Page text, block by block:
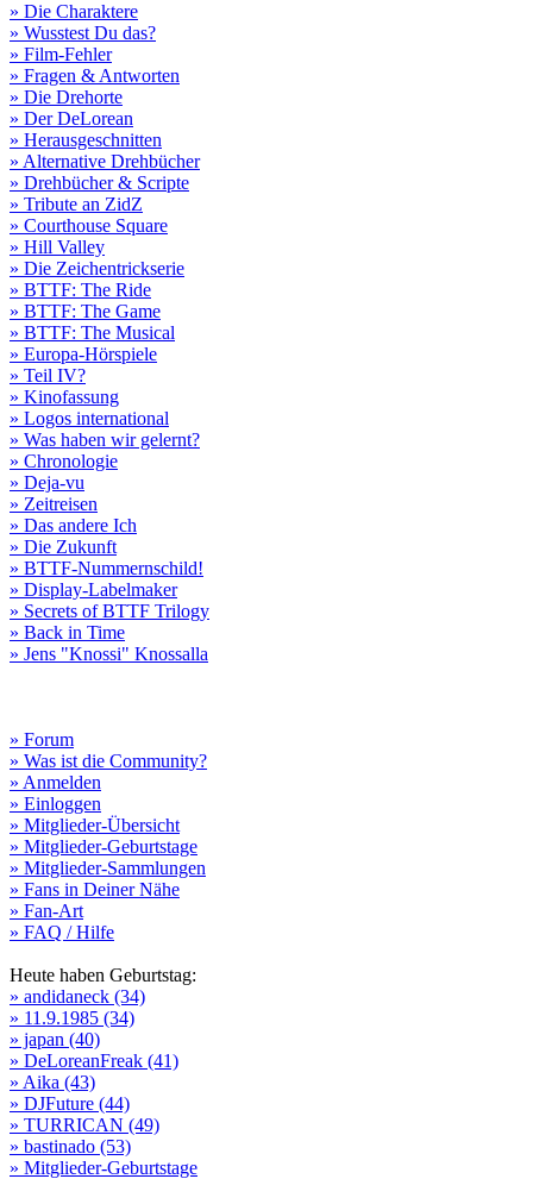
» Die Charaktere
» Wusstest Du das?
» Film-Fehler
» Fragen & Antworten
» Die Drehorte
» Der DeLorean
» Herausgeschnitten
» Alternative Drehbücher
» Drehbücher & Scripte
» Tribute an ZidZ
» Courthouse Square
» Hill Valley
» Die Zeichentrickserie
» BTTF: The Ride
» BTTF: The Game
» BTTF: The Musical
» Europa-Hörspiele
» Teil IV?
» Kinofassung
» Logos international
» Was haben wir gelernt?
» Chronologie
» Deja-vu
» Zeitreisen
» Das andere Ich
» Die Zukunft
» BTTF-Nummernschild!
» Display-Labelmaker
» Secrets of BTTF Trilogy
» Back in Time
» Jens "Knossi" Knossalla
» Forum
» Was ist die Community?
» Anmelden
» Einloggen
» Mitglieder-Übersicht
» Mitglieder-Geburtstage
» Mitglieder-Sammlungen
» Fans in Deiner Nähe
» Fan-Art
» FAQ / Hilfe
Heute haben Geburtstag:
» andidaneck (34)
» 11.9.1985 (34)
» japan (40)
» DeLoreanFreak (41)
» Aika (43)
» DJFuture (44)
» TURRICAN (49)
» bastinado (53)
» Mitglieder-Geburtstage